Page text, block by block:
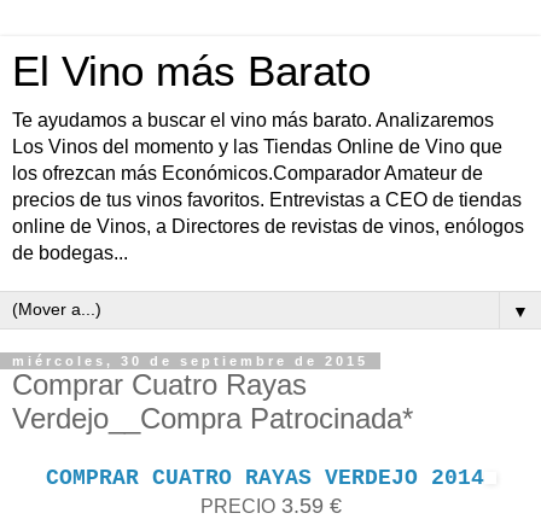
El Vino más Barato
Te ayudamos a buscar el vino más barato. Analizaremos
Los Vinos del momento y las Tiendas Online de Vino que
los ofrezcan más Económicos.Comparador Amateur de
precios de tus vinos favoritos. Entrevistas a CEO de tiendas
online de Vinos, a Directores de revistas de vinos, enólogos
de bodegas...
▼
miércoles, 30 de septiembre de 2015
Comprar Cuatro Rayas
Verdejo__Compra Patrocinada*
COMPRAR CUATRO RAYAS VERDEJO 2014
PRECIO3.59 €